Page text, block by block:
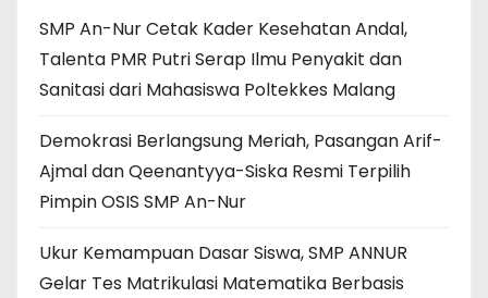
SMP An-Nur Cetak Kader Kesehatan Andal,
Talenta PMR Putri Serap Ilmu Penyakit dan
Sanitasi dari Mahasiswa Poltekkes Malang
Demokrasi Berlangsung Meriah, Pasangan Arif-
Ajmal dan Qeenantyya-Siska Resmi Terpilih
Pimpin OSIS SMP An-Nur
Ukur Kemampuan Dasar Siswa, SMP ANNUR
Gelar Tes Matrikulasi Matematika Berbasis